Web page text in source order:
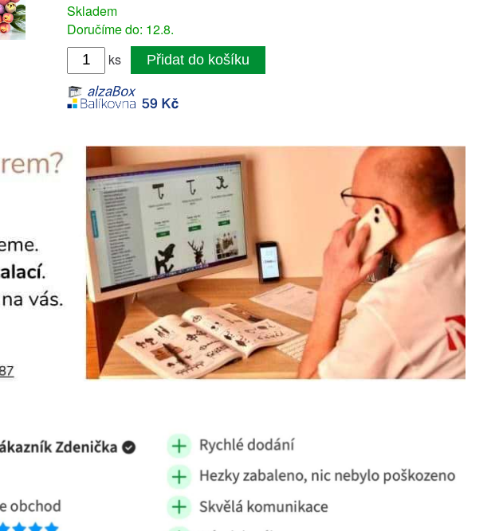
Skladem
Doručíme do: 12.8.
ks
Přidat do košíku